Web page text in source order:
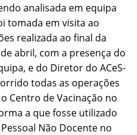
analisada em equipa
tomada em visita ao
realizada ao final da
abril, com a presença do
e do Diretor do ACeS-
todas as operações
Centro de Vacinação no
a que fosse utilizado
Não Docente no